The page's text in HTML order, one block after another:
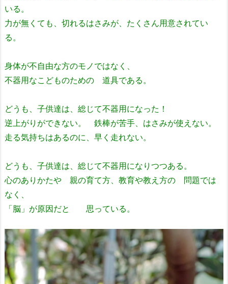
いる。
力が無くても、切れるはさみが、たくさん用意されてい
る。
身体が不自由な方のモノではなく、
不器用なこどものための 道具である。
どうも、子供達は、総じて不器用になった！
逆上がりができない。 鉄棒が苦手、はさみが使えない。
走る気持ちはあるのに、早く走れない。
どうも、子供達は、総じて不器用になりつつある。
心のありかたや 親の育て方、教育や教え方の 問題では
なく、
「脳」が原因だと 思っている。